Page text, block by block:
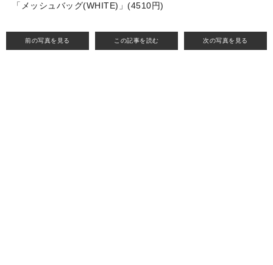
前の写真を見る この記事を読む 次の写真を見る
「メッシュバッグ(WHITE)」(4510円)